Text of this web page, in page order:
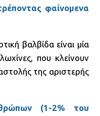
φαίνομενα
βαλβίδα είναι μία
που κλείνουν
της αριστερής
(1-2% του